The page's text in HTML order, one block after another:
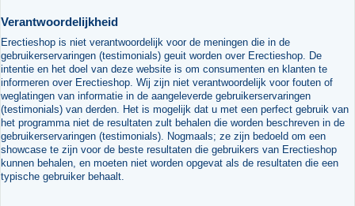
Verantwoordelijkheid
Erectieshop is niet verantwoordelijk voor de meningen die in de
gebruikerservaringen (testimonials) geuit worden over Erectieshop. De
intentie en het doel van deze website is om consumenten en klanten te
informeren over Erectieshop. Wij zijn niet verantwoordelijk voor fouten of
weglatingen van informatie in de aangeleverde gebruikerservaringen
(testimonials) van derden. Het is mogelijk dat u met een perfect gebruik van
het programma niet de resultaten zult behalen die worden beschreven in de
gebruikerservaringen (testimonials). Nogmaals; ze zijn bedoeld om een
showcase te zijn voor de beste resultaten die gebruikers van Erectieshop
kunnen behalen, en moeten niet worden opgevat als de resultaten die een
typische gebruiker behaalt.